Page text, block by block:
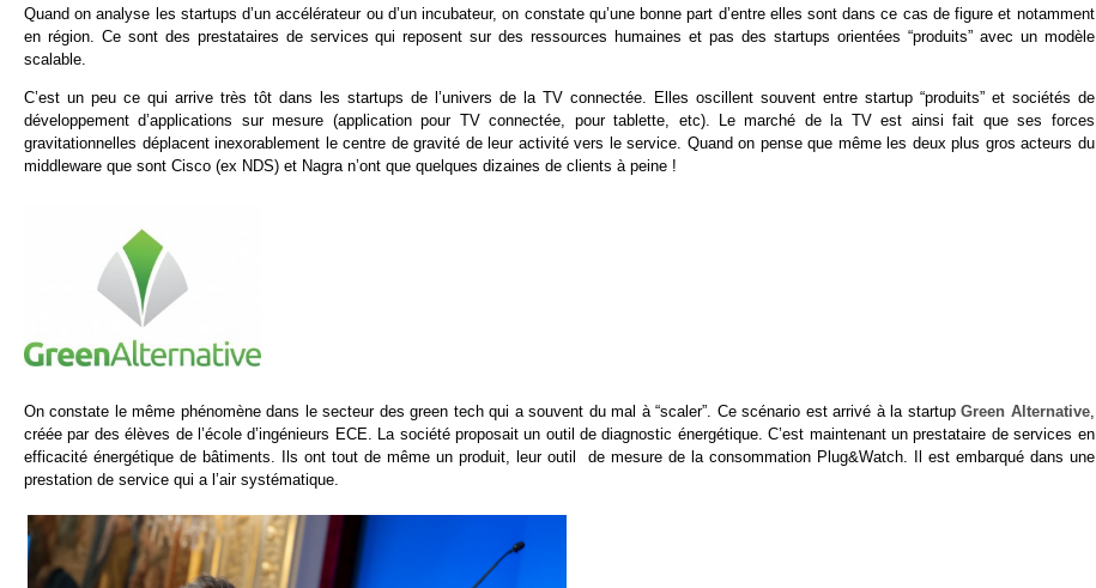
Quand on analyse les startups d’un accélérateur ou d’un incubateur, on constate qu’une bonne part d’entre elles sont dans ce cas de figure et notamment
en région. Ce sont des prestataires de services qui reposent sur des ressources humaines et pas des startups orientées “produits” avec un modèle
scalable.
C’est un peu ce qui arrive très tôt dans les startups de l’univers de la TV connectée. Elles oscillent souvent entre startup “produits” et sociétés de
développement d’applications sur mesure (application pour TV connectée, pour tablette, etc). Le marché de la TV est ainsi fait que ses forces
gravitationnelles déplacent inexorablement le centre de gravité de leur activité vers le service. Quand on pense que même les deux plus gros acteurs du
middleware que sont Cisco (ex NDS) et Nagra n’ont que quelques dizaines de clients à peine !
On constate le même phénomène dans le secteur des green tech qui a souvent du mal à “scaler”. Ce scénario est arrivé à la startupGreen Alternative,
créée par des élèves de l’école d’ingénieurs ECE. La société proposait un outil de diagnostic énergétique. C’est maintenant un prestataire de services en
efficacité énergétique de bâtiments. Ils ont tout de même un produit, leur outil de mesure de la consommation Plug&Watch. Il est embarqué dans une
prestation de service qui a l’air systématique.